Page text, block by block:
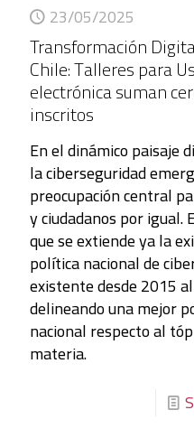
23/05/2025
Transformación
Chile: Talleres para
electrónica suman
inscritos
En el dinámico paisaje
la ciberseguridad
preocupación central
y ciudadanos por igual.
que se extiende ya la
política nacional de
existente desde 2015
delineando una mejor
nacional respecto al
materia.